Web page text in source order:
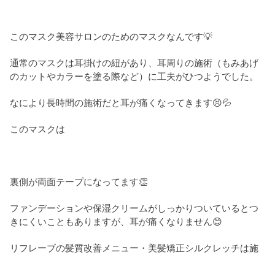
このマスク美容サロンのためのマスクなんです💡
通常のマスクは耳掛けの紐があり、耳周りの施術（もみあげ
のカットやカラーを塗る際など）に工夫がひつようでした。
なにより長時間の施術だと耳が痛くなってきます😣💦
このマスクは
裏側が両面テープになってます👏
ファンデーションや保湿クリームがしっかりついているとつ
きにくいこともありますが、耳が痛くなりません😊
リフレーブの髪質改善メニュー・美髪矯正シルクレッチは施